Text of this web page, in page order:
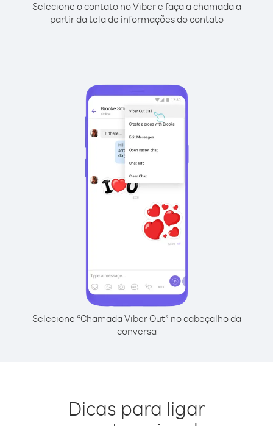
Selecione o contato no Viber e faça a chamada a
partir da tela de informações do contato
Selecione “Chamada Viber Out” no cabeçalho da
conversa
Dicas para ligar